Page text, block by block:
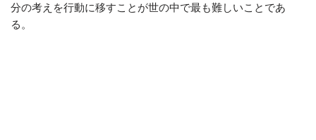
分の考えを行動に移すことが世の中で最も難しいことであ
る。